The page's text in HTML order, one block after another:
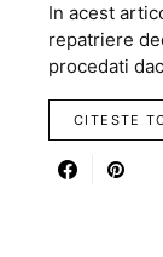
In acest
repatriere
procedati
CITESTE